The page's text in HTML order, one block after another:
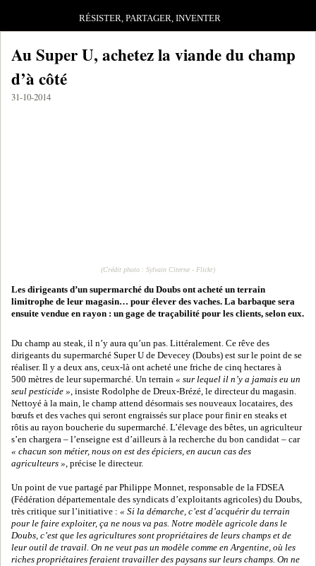
RÉSISTER, PARTAGER, INVENTER
Au Super U, achetez la viande du champ
d’à côté
31-10-2014
(Crédit photo : Sylvain Citerne - Flickr)
Les dirigeants d’un supermarché du Doubs ont acheté un terrain
limitrophe de leur magasin… pour élever des vaches. La barbaque sera
ensuite vendue en rayon : un gage de traçabilité pour les clients, selon eux.
Du champ au steak, il n’y aura qu’un pas. Littéralement. Ce rêve des
dirigeants du supermarché Super U de Devecey (Doubs) est sur le point de se
réaliser. Il y a deux ans, ceux-là ont acheté une friche de cinq hectares à
500 mètres de leur supermarché. Un terrain « sur lequel il n’y a jamais eu un
seul pesticide », insiste Rodolphe de Dreux-Brézé, le directeur du magasin.
Nettoyé à la main, le champ attend désormais ses nouveaux locataires, des
bœufs et des vaches qui seront engraissés sur place pour finir en steaks et
rôtis au rayon boucherie du supermarché. L’élevage des bêtes, un agriculteur
s’en chargera – l’enseigne est d’ailleurs à la recherche du bon candidat – car
« chacun son métier, nous on est des épiciers, en aucun cas des
agriculteurs », précise le directeur.
Un point de vue partagé par Philippe Monnet, responsable de la FDSEA
(Fédération départementale des syndicats d’exploitants agricoles) du Doubs,
très critique sur l’initiative : « Si la démarche, c’est d’acquérir du terrain
pour le faire exploiter, ça ne nous va pas. Notre modèle agricole dans le
Doubs, c’est que les agricultures sont propriétaires de leurs champs et de
leur outil de travail. On ne veut pas un modèle comme en Argentine, où les
riches propriétaires feraient travailler des paysans sur leurs champs. On ne